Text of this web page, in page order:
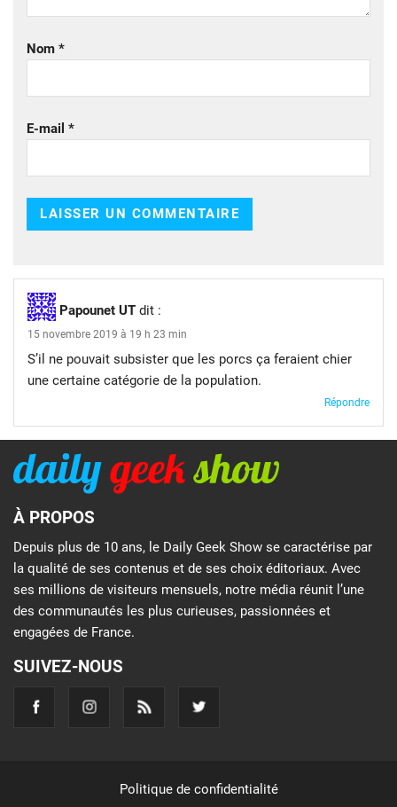
Nom *
E-mail *
Papounet UT dit :
15 novembre 2019 à 19 h 23 min
S’il ne pouvait subsister que les porcs ça feraient chier
une certaine catégorie de la population.
Répondre
À PROPOS
Depuis plus de 10 ans, le Daily Geek Show se caractérise par
la qualité de ses contenus et de ses choix éditoriaux. Avec
ses millions de visiteurs mensuels, notre média réunit l’une
des communautés les plus curieuses, passionnées et
engagées de France.
SUIVEZ-NOUS
Politique de confidentialité